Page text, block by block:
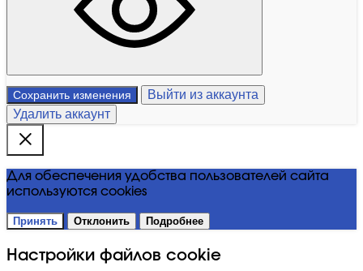
Сохранить изменения
Выйти из аккаунта
Удалить аккаунт
Для обеспечения удобства пользователей сайта
используются cookies
Принять Отклонить Подробнее
Настройки файлов cookie